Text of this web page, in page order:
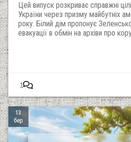
Цей випуск розкриває справжні
України через призму майбутніх
року. Білий дім пропонує
евакуації в обмін на архіви про
1
13
бер